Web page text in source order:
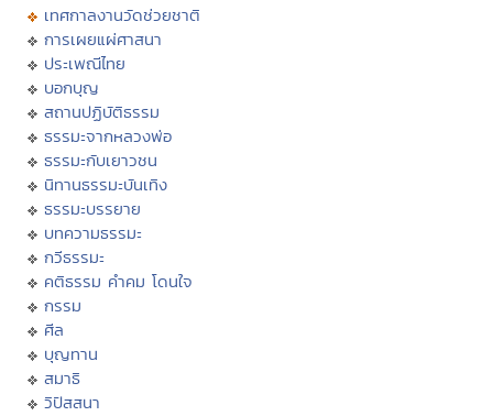
เทศกาลงานวัดช่วยชาติ
การเผยแผ่ศาสนา
ประเพณีไทย
บอกบุญ
สถานปฏิบัติธรรม
ธรรมะจากหลวงพ่อ
ธรรมะกับเยาวชน
นิทานธรรมะบันเทิง
ธรรมะบรรยาย
บทความธรรมะ
กวีธรรมะ
คติธรรม คำคม โดนใจ
กรรม
ศีล
บุญทาน
สมาธิ
วิปัสสนา